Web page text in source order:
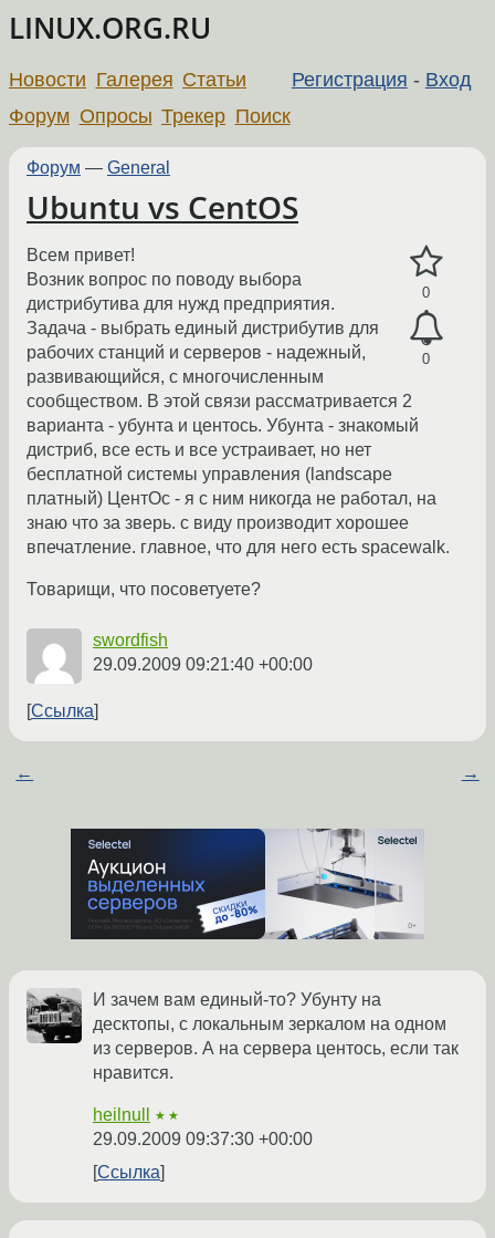
LINUX.ORG.RU
Регистрация - Вход
Новости Галерея Статьи
Форум Опросы Трекер Поиск
Форум — General
Ubuntu vs CentOS
0
0
Всем привет!
Возник вопрос по поводу выбора
дистрибутива для нужд предприятия.
Задача - выбрать единый дистрибутив для
рабочих станций и серверов - надежный,
развивающийся, с многочисленным
сообществом. В этой связи рассматривается 2
варианта - убунта и центось. Убунта - знакомый
дистриб, все есть и все устраивает, но нет
бесплатной системы управления (landscape
платный) ЦентОс - я с ним никогда не работал, на
знаю что за зверь. с виду производит хорошее
впечатление. главное, что для него есть spacewalk.
Товарищи, что посоветуете?
swordfish
29.09.2009 09:21:40 +00:00
Ссылка
← →
И зачем вам единый-то? Убунту на
десктопы, с локальным зеркалом на одном
из серверов. А на сервера центось, если так
нравится.
heilnull ★★
29.09.2009 09:37:30 +00:00
Ссылка